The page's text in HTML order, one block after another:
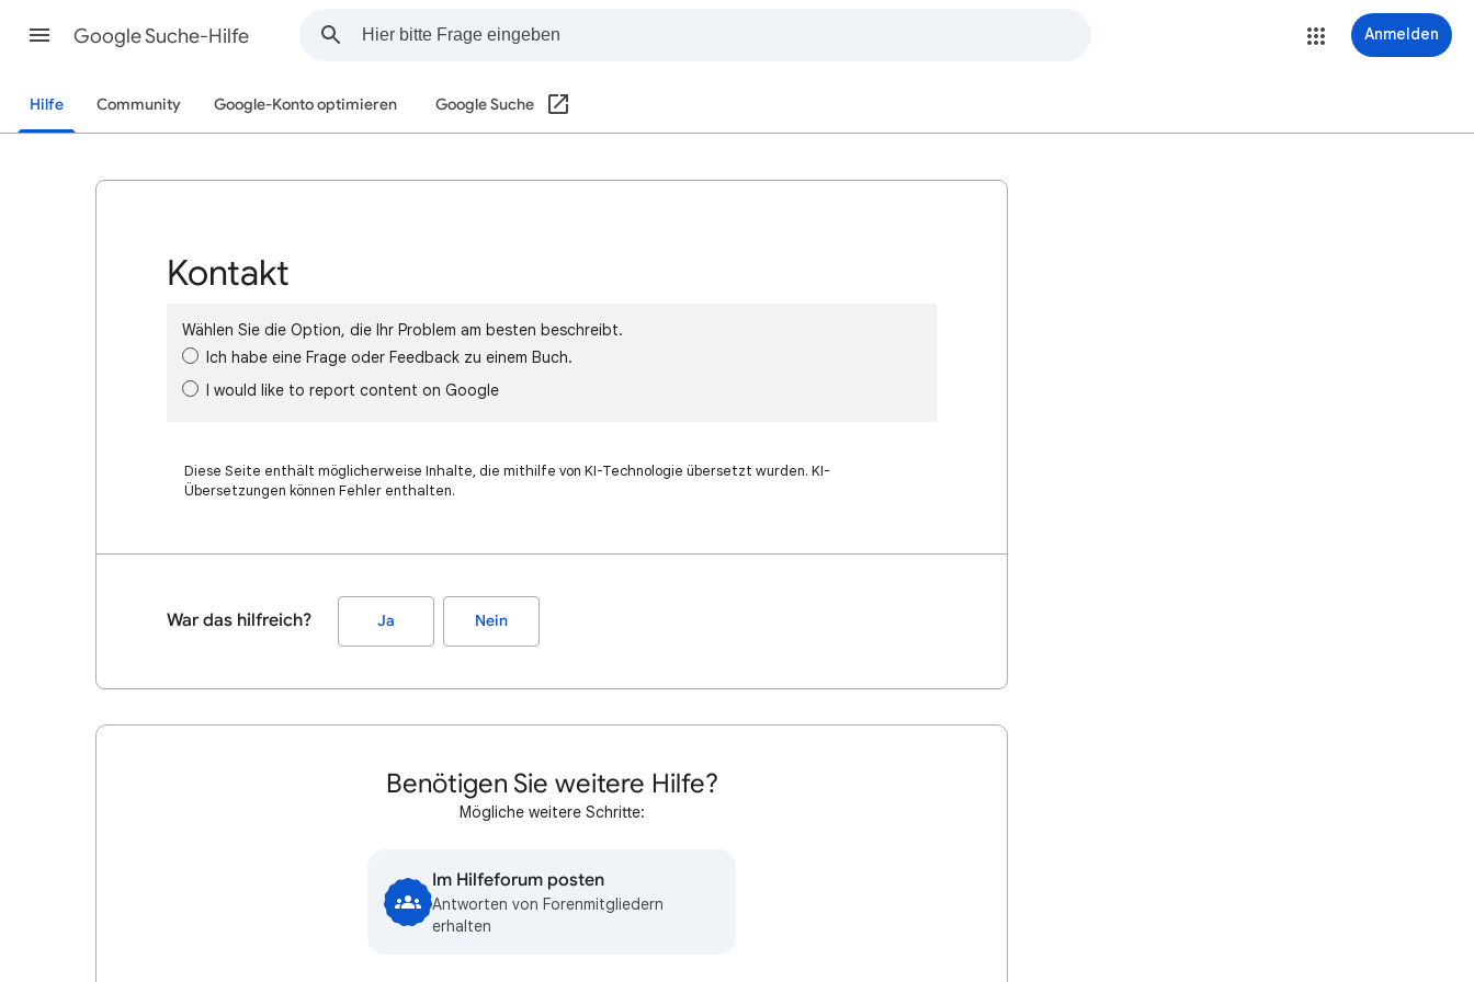
Google Suche-Hilfe Anmelden
Hilfe Community Google-Konto optimieren Google Suche
Kontakt
Wählen Sie die Option, die Ihr Problem am besten beschreibt.
Ich habe eine Frage oder Feedback zu einem Buch.
I would like to report content on Google
Diese Seite enthält möglicherweise Inhalte, die mithilfe von KI-Technologie übersetzt wurden. KI-
Übersetzungen können Fehler enthalten.
War das hilfreich? Ja Nein
Benötigen Sie weitere Hilfe?
Mögliche weitere Schritte:
Im Hilfeforum posten
Antworten von Forenmitgliedern
erhalten